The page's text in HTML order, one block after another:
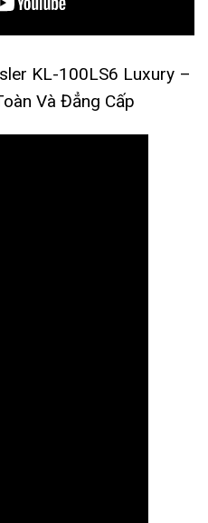
KL-100LS6 Luxury –
Và Đẳng Cấp